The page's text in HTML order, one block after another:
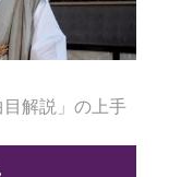
解説」の上手